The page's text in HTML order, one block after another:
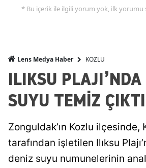
* Bu içerik ile ilgili yorum yok, ilk yorumu
Lens Medya Haber KOZLU
ILIKSU
SUYU TEMİZ ÇIKTI
Zonguldak’ın Kozlu ilçesinde,
tarafından işletilen Ilıksu
deniz suyu numunelerinin